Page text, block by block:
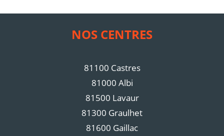
NOS CENTRES
81100 Castres
81000 Albi
81500 Lavaur
81300 Graulhet
81600 Gaillac